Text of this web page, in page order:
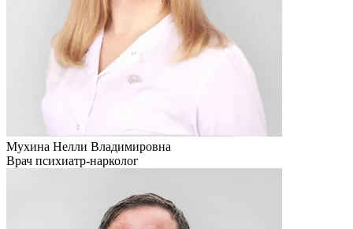
Мухина Нелли Владимировна
Врач психиатр-нарколог